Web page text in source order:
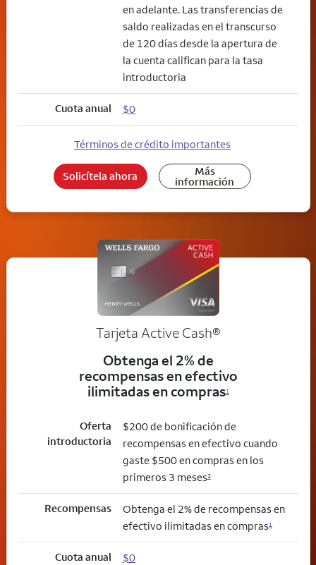
en adelante. Las transferencias de
saldo realizadas en el transcurso
de 120 días desde la apertura de
la cuenta califican para la tasa
introductoria
Cuota anual $0
Términos de crédito importantes
Solicítela ahora Más
información
Tarjeta Active Cash®
Obtenga el 2% de
recompensas en efectivo
ilimitadas en compras1
Oferta
introductoria
$200 de bonificación de
recompensas en efectivo cuando
gaste $500 en compras en los
primeros 3 meses2
Recompensas
Obtenga el 2% de recompensas en
efectivo ilimitadas en compras1
Cuota anual $0